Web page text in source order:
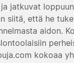
jatkuvat
siitä, että he
aidon.
kokoaa